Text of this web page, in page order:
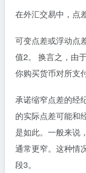
在外汇交易中，点
可变点差或浮动点
值2。 换言之，由
你购买货币对所支
承诺缩窄点差的经
的实际点差可能和
是如此。一般来说
通常更窄。这种情
段3。